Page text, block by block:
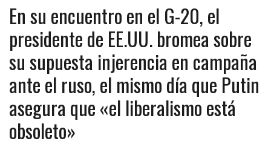
En su encuentro en el G-20, el
presidente de EE.UU. bromea sobre
su supuesta injerencia en campaña
ante el ruso, el mismo día que Putin
asegura que «el liberalismo está
obsoleto»